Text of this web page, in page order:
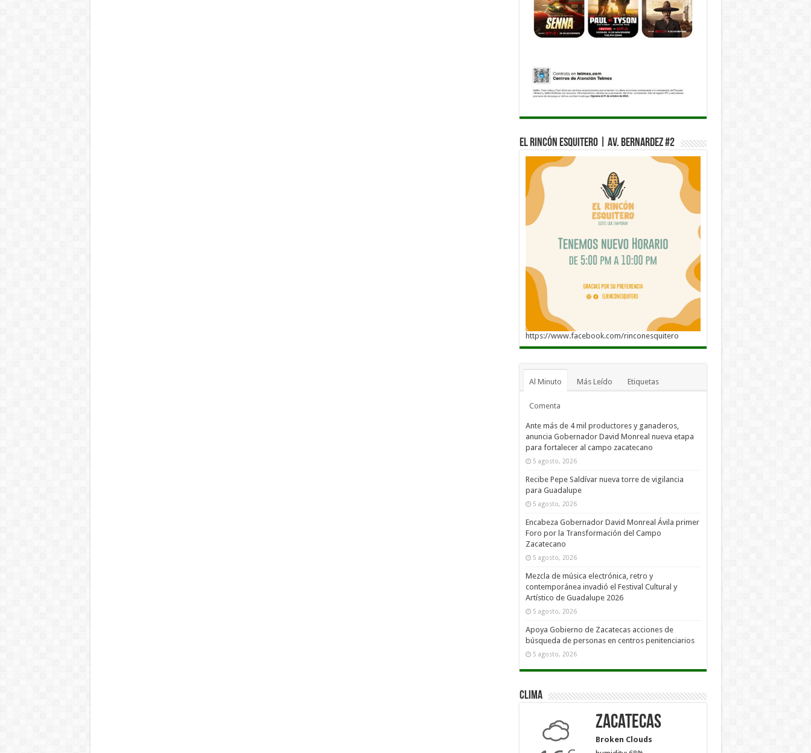
El Rincón Esquitero | Av. Bernardez #2
https://www.facebook.com/rinconesquitero
Al Minuto Más Leído Etiquetas
Comenta
Ante más de 4 mil productores y ganaderos,
anuncia Gobernador David Monreal nueva etapa
para fortalecer al campo zacatecano
5 agosto, 2026
Recibe Pepe Saldívar nueva torre de vigilancia
para Guadalupe
5 agosto, 2026
Encabeza Gobernador David Monreal Ávila primer
Foro por la Transformación del Campo
Zacatecano
5 agosto, 2026
Mezcla de música electrónica, retro y
contemporánea invadió el Festival Cultural y
Artístico de Guadalupe 2026
5 agosto, 2026
Apoya Gobierno de Zacatecas acciones de
búsqueda de personas en centros penitenciarios
5 agosto, 2026
Clima
Zacatecas
Broken Clouds